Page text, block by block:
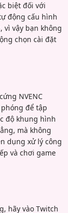
biệt đối với
động cấu hình
vì vậy bạn không
chọn cài đặt
NVENC
để tập
độ khung hình
mà không
dụng xử lý công
và chơi game
hãy vào Twitch